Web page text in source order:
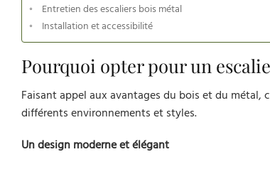
Entretien des escaliers bois métal
Installation et accessibilité
Pourquoi opter pour un
Faisant appel aux avantages du bois et du
différents environnements et styles.
Un design moderne et élégant